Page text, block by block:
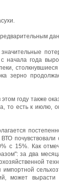
начала года
зерно
году также
то есть к июлю,
с 15%. Как
за два
может